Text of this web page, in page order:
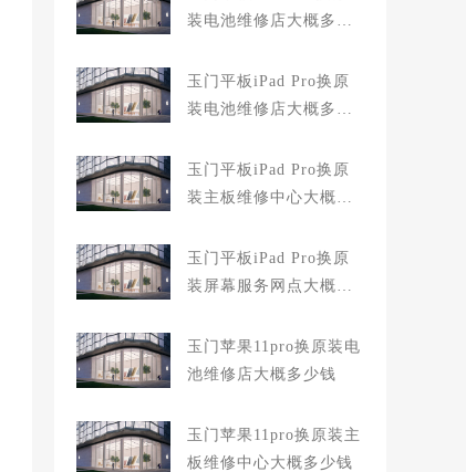
装电池维修店大概多少
玉门平板iPad Pro换原
装电池维修店大概多少
玉门平板iPad Pro换原
装主板维修中心大概多
玉门平板iPad Pro换原
装屏幕服务网点大概多
玉门苹果11pro换原装电
池维修店大概多少钱
玉门苹果11pro换原装主
板维修中心大概多少钱